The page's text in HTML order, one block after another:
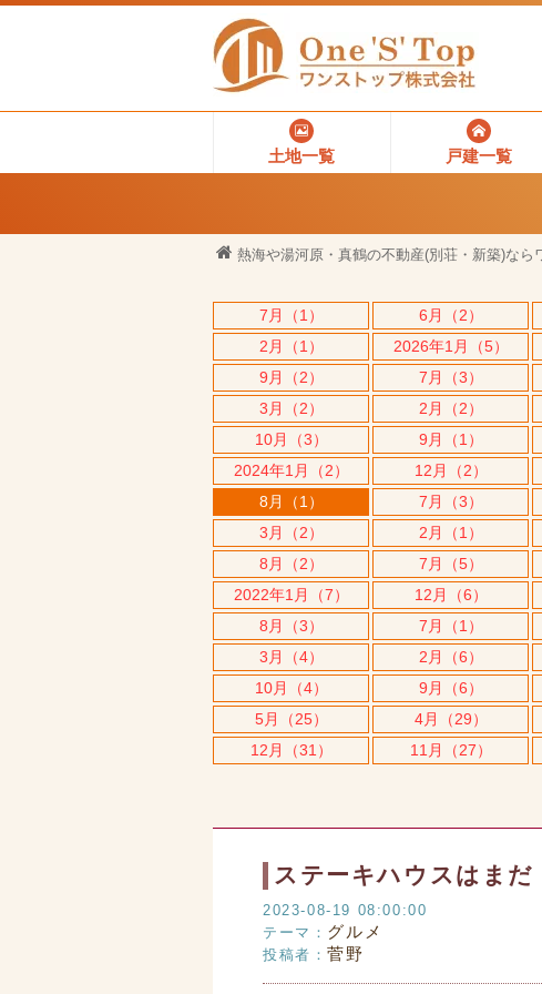
土地一覧 戸建一覧
熱海や湯河原・真鶴の不動産(別荘・新築)なら
7月（1） 6月（2）
2月（1）
2026年1月（5）
9月（2）
7月（3）
3月（2）
2月（2）
10月（3）
9月（1）
2024年1月（2）
12月（2）
8月（1）
7月（3）
3月（2）
2月（1）
8月（2）
7月（5）
2022年1月（7）
12月（6）
8月（3）
7月（1）
3月（4）
2月（6）
10月（4）
9月（6）
5月（25）
4月（29）
12月（31）
11月（27）
ステーキハウスはまだ
2023-08-19 08:00:00
テーマ： グルメ
投稿者：菅野